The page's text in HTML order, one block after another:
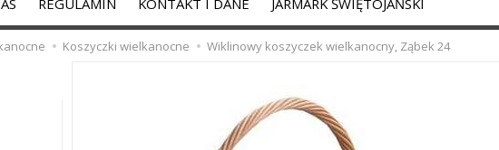
REGULAMIN KONTAKT I DANE JARMARK ŚWIĘTOJAŃSKI
Koszyczki wielkanocne Wiklinowy koszyczek wielkanocny, Ząbek 24